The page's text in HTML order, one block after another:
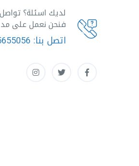
لديك اسئلة؟
فنحن نعمل على
اتصل بنا: